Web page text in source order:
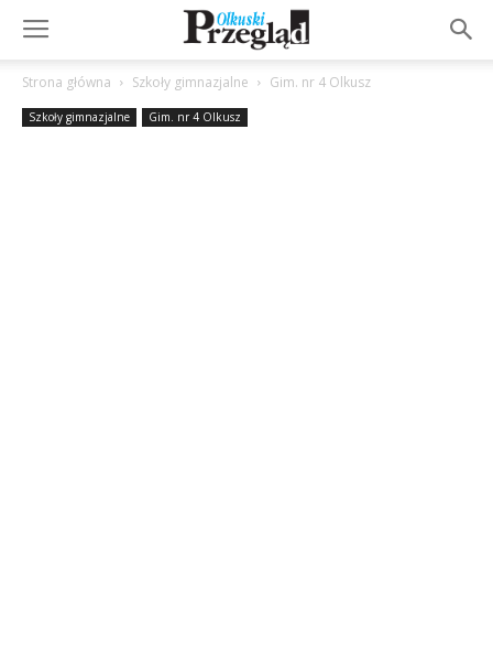
Strona główna Szkoły gimnazjalne Gim. nr 4 Olkusz
Szkoły gimnazjalne Gim. nr 4 Olkusz